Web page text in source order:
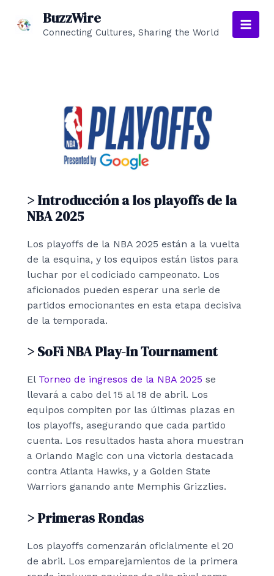
contenido
BuzzWire
Connecting Cultures, Sharing the World
Main
> Introducción a los playoffs de la
NBA 2025
Los playoffs de la NBA 2025 están a la vuelta
de la esquina, y los equipos están listos para
luchar por el codiciado campeonato. Los
aficionados pueden esperar una serie de
partidos emocionantes en esta etapa decisiva
de la temporada.
> SoFi NBA Play-In Tournament
El Torneo de ingresos de la NBA 2025 se
llevará a cabo del 15 al 18 de abril. Los
equipos compiten por las últimas plazas en
los playoffs, asegurando que cada partido
cuenta. Los resultados hasta ahora muestran
a Orlando Magic con una victoria destacada
contra Atlanta Hawks, y a Golden State
Warriors ganando ante Memphis Grizzlies.
> Primeras Rondas
Los playoffs comenzarán oficialmente el 20
de abril. Los emparejamientos de la primera